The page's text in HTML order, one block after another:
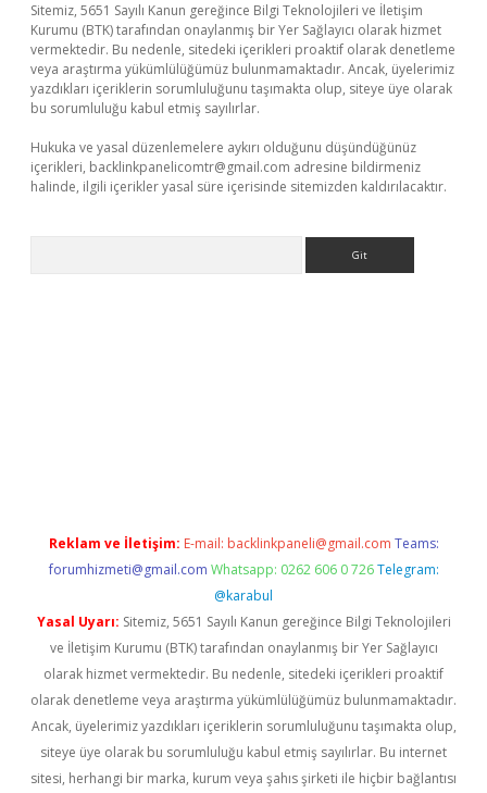
Sitemiz, 5651 Sayılı Kanun gereğince Bilgi Teknolojileri ve İletişim
Kurumu (BTK) tarafından onaylanmış bir Yer Sağlayıcı olarak hizmet
vermektedir. Bu nedenle, sitedeki içerikleri proaktif olarak denetleme
veya araştırma yükümlülüğümüz bulunmamaktadır. Ancak, üyelerimiz
yazdıkları içeriklerin sorumluluğunu taşımakta olup, siteye üye olarak
bu sorumluluğu kabul etmiş sayılırlar.
Hukuka ve yasal düzenlemelere aykırı olduğunu düşündüğünüz
içerikleri, backlinkpanelicomtr@gmail.com adresine bildirmeniz
halinde, ilgili içerikler yasal süre içerisinde sitemizden kaldırılacaktır.
Reklam ve İletişim: E-mail: backlinkpaneli@gmail.com Teams:
forumhizmeti@gmail.com Whatsapp: 0262 606 0 726 Telegram:
@karabul
Yasal Uyarı: Sitemiz, 5651 Sayılı Kanun gereğince Bilgi Teknolojileri
ve İletişim Kurumu (BTK) tarafından onaylanmış bir Yer Sağlayıcı
olarak hizmet vermektedir. Bu nedenle, sitedeki içerikleri proaktif
olarak denetleme veya araştırma yükümlülüğümüz bulunmamaktadır.
Ancak, üyelerimiz yazdıkları içeriklerin sorumluluğunu taşımakta olup,
siteye üye olarak bu sorumluluğu kabul etmiş sayılırlar. Bu internet
sitesi, herhangi bir marka, kurum veya şahıs şirketi ile hiçbir bağlantısı